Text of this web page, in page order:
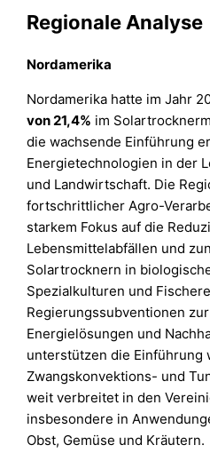
Regionale Analyse
Nordamerika
Nordamerika hatte im Jahr
von 21,4% im
die wachsende Einführung
Energietechnologien in der
und Landwirtschaft. Die
fortschrittlicher Agro-
starkem Fokus auf die
Lebensmittelabfällen und
Solartrocknern in
Spezialkulturen und
Regierungssubventionen
Energielösungen und
unterstützen die Einführung
Zwangskonvektions- und
weit verbreitet in den
insbesondere in
Obst, Gemüse und Kräutern.